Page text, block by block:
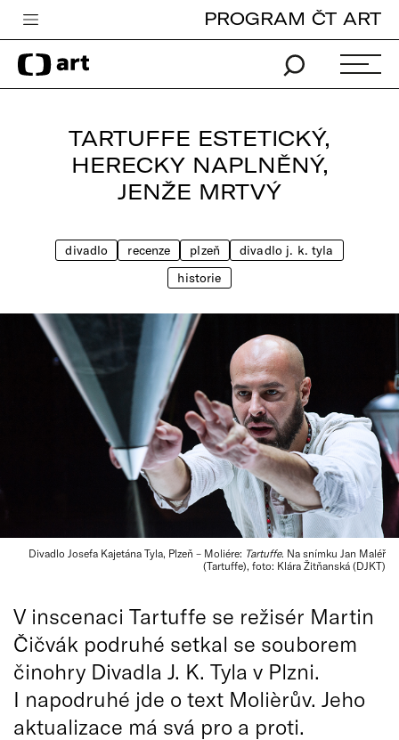
Česká televize
Zpravodajství
PROGRAM ČT ART
TARTUFFE ESTETICKÝ,
HERECKY NAPLNĚNÝ,
JENŽE MRTVÝ
divadlo recenze plzeň
divadlo j. k. tyla
historie
Divadlo Josefa Kajetána Tyla, Plzeň – Moliére: Tartuffe. Na snímku Jan Maléř
(Tartuffe), foto: Klára Žitňanská (DJKT)
V inscenaci Tartuffe se režisér Martin
Čičvák podruhé setkal se souborem
činohry Divadla J. K. Tyla v Plzni.
I napodruhé jde o text Molièrův. Jeho
aktualizace má svá pro a proti.